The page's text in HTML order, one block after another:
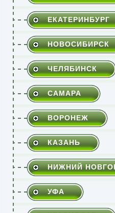
ЕКАТЕРИНБУРГ
НОВОСИБИРСК
ЧЕЛЯБИНСК
САМАРА
ВОРОНЕЖ
КАЗАНЬ
НИЖНИЙ
УФА